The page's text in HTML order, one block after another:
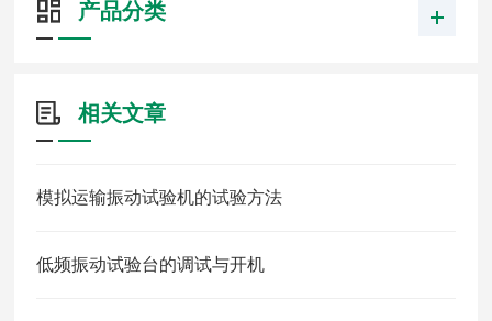
产品分类
相关文章
模拟运输振动试验机的试验方法
低频振动试验台的调试与开机